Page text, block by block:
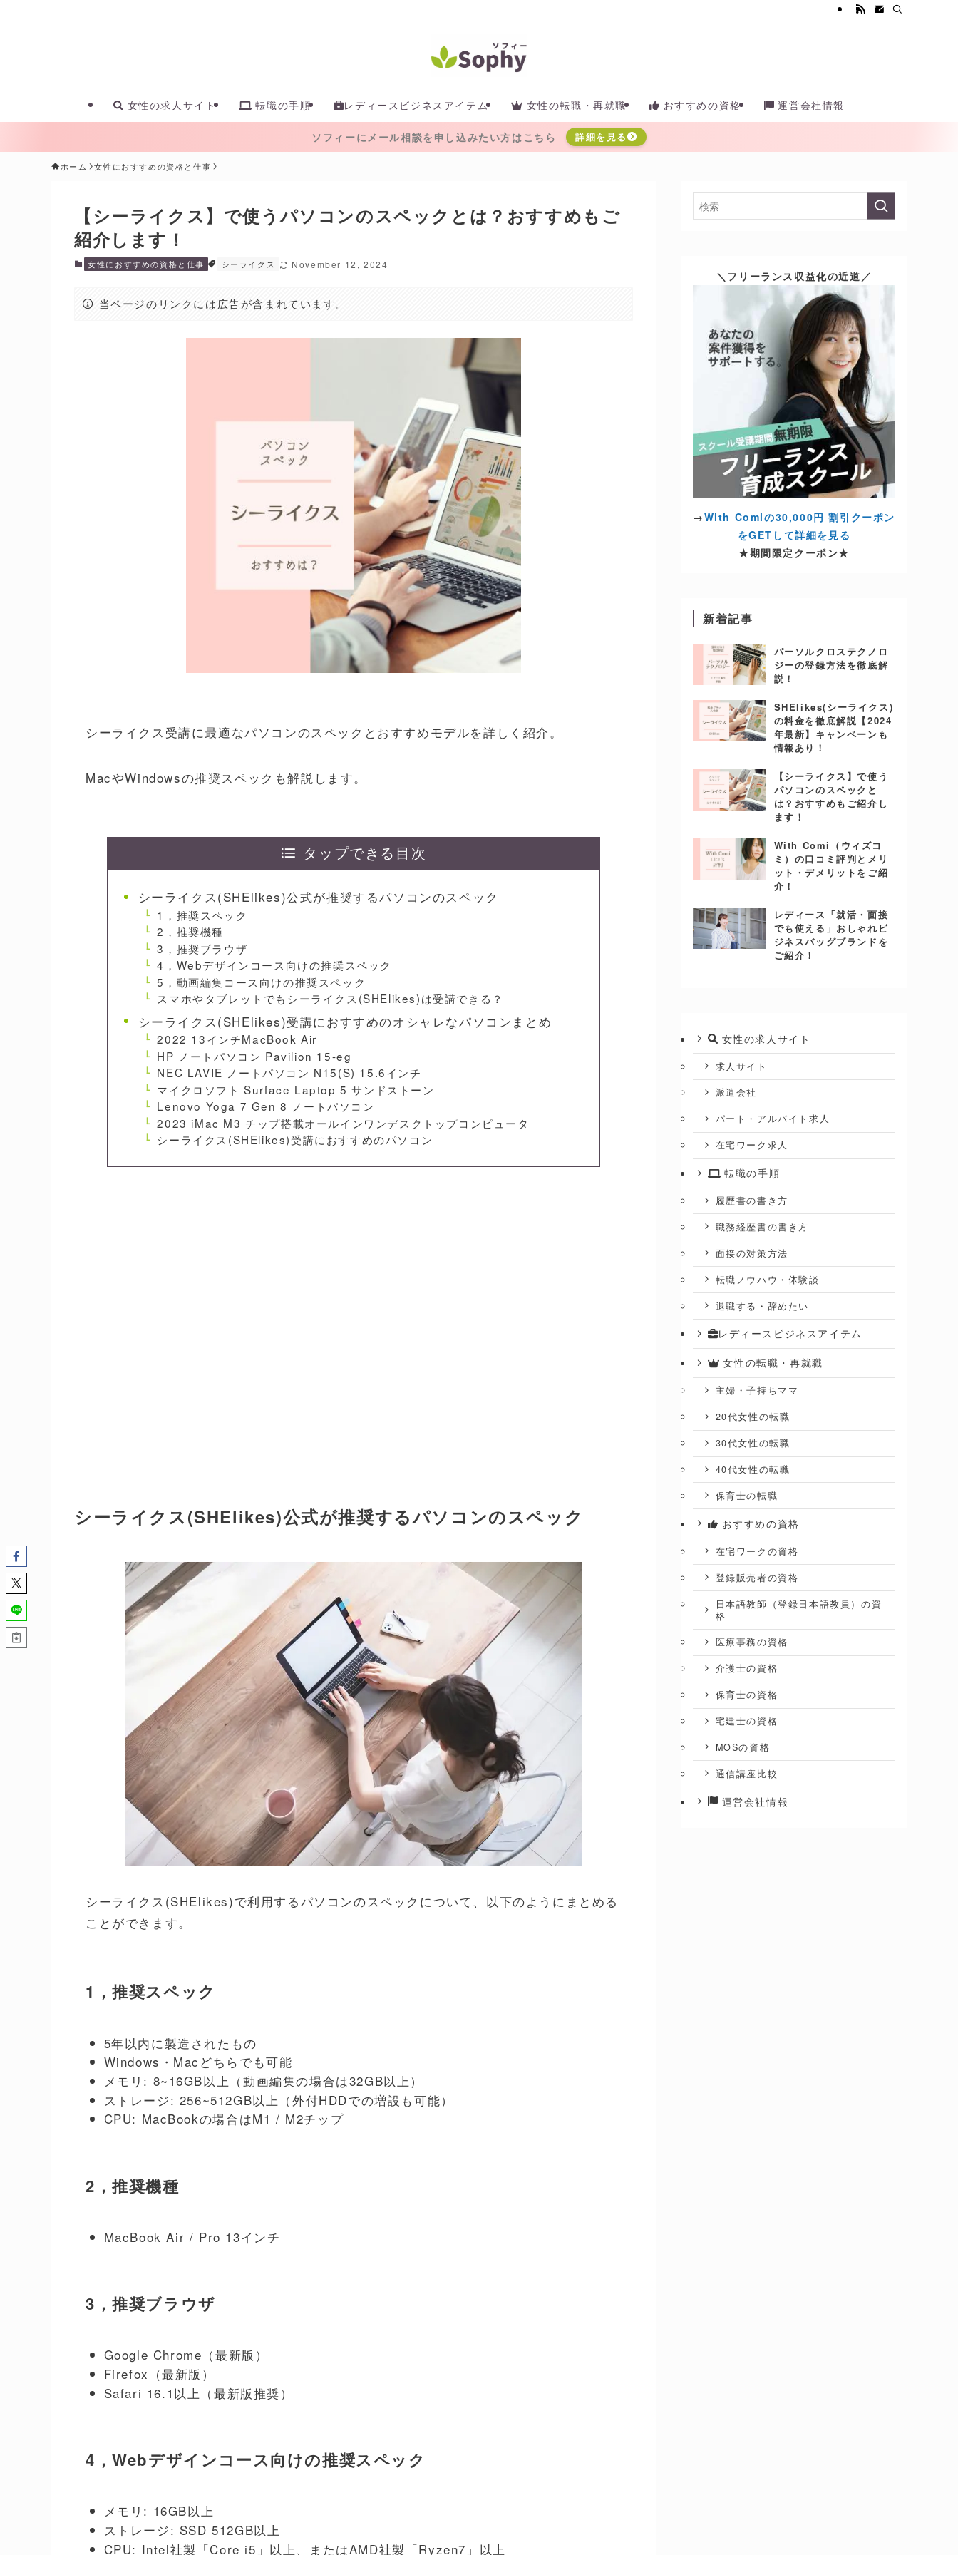
女性の求人サイト 転職の手順 レディースビジネスアイテム 女性の転職・再就職 おすすめの資格 運営会社情報
ソフィーにメール相談を申し込みたい方はこちら 詳細を見る
ホーム 女性におすすめの資格と仕事
【シーライクス】で使うパソコンのスペックとは？おすすめもご
紹介します！
女性におすすめの資格と仕事 シーライクス November 12, 2024
当ページのリンクには広告が含まれています。
シーライクス受講に最適なパソコンのスペックとおすすめモデルを詳しく紹介。
MacやWindowsの推奨スペックも解説します。
タップできる目次
シーライクス(SHElikes)公式が推奨するパソコンのスペック
1，推奨スペック
2，推奨機種
3，推奨ブラウザ
4，Webデザインコース向けの推奨スペック
5，動画編集コース向けの推奨スペック
スマホやタブレットでもシーライクス(SHElikes)は受講できる？
シーライクス(SHElikes)受講におすすめのオシャレなパソコンまとめ
2022 13インチMacBook Air
HP ノートパソコン Pavilion 15-eg
NEC LAVIE ノートパソコン N15(S) 15.6インチ
マイクロソフト Surface Laptop 5 サンドストーン
Lenovo Yoga 7 Gen 8 ノートパソコン
2023 iMac M3 チップ搭載オールインワンデスクトップコンピュータ
シーライクス(SHElikes)受講におすすめのパソコン
シーライクス(SHElikes)公式が推奨するパソコンのスペック
シーライクス(SHElikes)で利用するパソコンのスペックについて、以下のようにまとめる
ことができます。
1，推奨スペック
5年以内に製造されたもの
Windows・Macどちらでも可能
メモリ: 8~16GB以上（動画編集の場合は32GB以上）
ストレージ: 256~512GB以上（外付HDDでの増設も可能）
CPU: MacBookの場合はM1 / M2チップ
2，推奨機種
MacBook Air / Pro 13インチ
3，推奨ブラウザ
Google Chrome（最新版）
Firefox（最新版）
Safari 16.1以上（最新版推奨）
4，Webデザインコース向けの推奨スペック
メモリ: 16GB以上
ストレージ: SSD 512GB以上
CPU: Intel社製「Core i5」以上、またはAMD社製「Ryzen7」以上
＼フリーランス収益化の近道／
→With Comiの30,000円 割引クーポン
をGETして詳細を見る
★期間限定クーポン★
新着記事
パーソルクロステクノロ
ジーの登録方法を徹底解
説！
SHElikes(シーライクス)
の料金を徹底解説【2024
年最新】キャンペーンも
情報あり！
【シーライクス】で使う
パソコンのスペックと
は？おすすめもご紹介し
ます！
With Comi（ウィズコ
ミ）の口コミ評判とメリ
ット・デメリットをご紹
介！
レディース「就活・面接
でも使える」おしゃれビ
ジネスバッグブランドを
ご紹介！
女性の求人サイト
求人サイト
派遣会社
パート・アルバイト求人
在宅ワーク求人
転職の手順
履歴書の書き方
職務経歴書の書き方
面接の対策方法
転職ノウハウ・体験談
退職する・辞めたい
レディースビジネスアイテム
女性の転職・再就職
主婦・子持ちママ
20代女性の転職
30代女性の転職
40代女性の転職
保育士の転職
おすすめの資格
在宅ワークの資格
登録販売者の資格
日本語教師（登録日本語教員）の資
格
医療事務の資格
介護士の資格
保育士の資格
宅建士の資格
MOSの資格
通信講座比較
運営会社情報